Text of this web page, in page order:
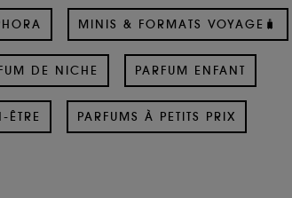
MINIS & FORMATS VOYAGE🧳
DE NICHE PARFUM ENFANT
ÊTRE PARFUMS À PETITS PRIX